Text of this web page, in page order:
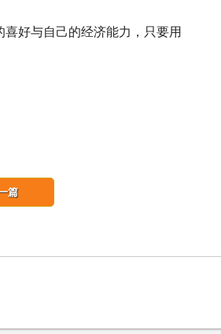
好与自己的经济能力，只要用
篇